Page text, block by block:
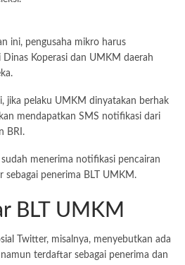
ini, pengusaha mikro harus
Dinas Koperasi dan UMKM daerah
jika pelaku UMKM dinyatakan berhak
mendapatkan SMS notifikasi dari
BRI.
menerima notifikasi pencairan
sebagai penerima BLT UMKM.
BLT UMKM
Twitter, misalnya, menyebutkan ada
terdaftar sebagai penerima dan